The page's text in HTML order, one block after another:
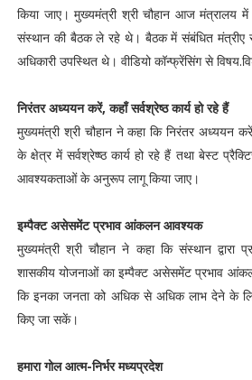
किया जाए। मुख्यमंत्री श्री चौहान आज मंत्रालय में
संस्थान की बैठक ले रहे थे। बैठक में संबंधित मंत्रीए
अधिकारी उपस्थित थे। वीडियो कॉन्फ्रेंसिंग से
निरंतर अध्ययन करें, कहाँ सर्वश्रेष्ठ कार्य हो रहे हैं
मुख्यमंत्री श्री चौहान ने कहा कि निरंतर अध्ययन
के क्षेत्र में सर्वश्रेष्ष्ठ कार्य हो रहे हैं तथा बेस्ट
आवश्यकताओं के अनुरूप लागू किया जाए।
इम्पैक्ट असेसमेंट प्रभाव आंकलन आवश्यक
मुख्यमंत्री श्री चौहान ने कहा कि संस्थान द्वारा
शासकीय योजनाओं का इम्पैक्ट असेसमेंट प्रभाव
कि इनका जनता को अधिक से अधिक लाभ देने के
किए जा सकें।
हमारा गोल आत्म-निर्भर मध्यप्रदेश